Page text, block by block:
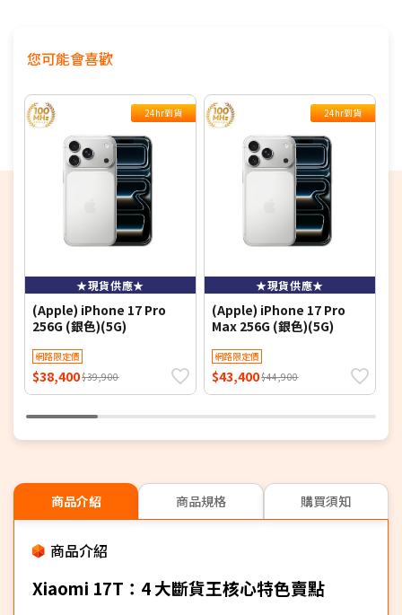
您可能會喜歡
24hr到貨
★現貨供應★
(Apple) iPhone 17 Pro
256G (銀色)(5G)
網路限定價
$38,400$39,900
24hr到貨
★現貨供應★
(Apple) iPhone 17 Pro
Max 256G (銀色)(5G)
網路限定價
$43,400$44,900
商品介紹 商品規格 購買須知
商品介紹
Xiaomi 17T：4 大斷貨王核心特色賣點